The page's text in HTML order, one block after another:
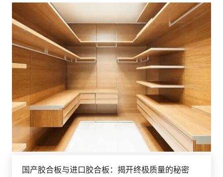
国产胶合板与进口胶合板：揭开终极质量的秘密